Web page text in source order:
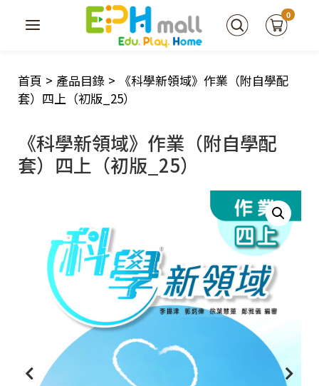
0
首頁 > 產品目錄 > 《科學新領域》作業（附自學配
套）四上（初版_25）
《科學新領域》作業（附自學配
套）四上（初版_25）